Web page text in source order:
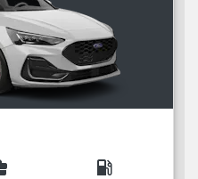
local_gas_station